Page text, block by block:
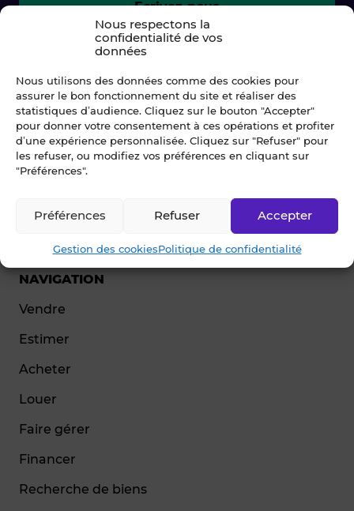
Nous respectons la
confidentialité de vos
données
Nous utilisons des données comme des cookies pour
assurer le bon fonctionnement du site et réaliser des
statistiques d’audience. Cliquez sur le bouton "Accepter"
pour donner votre consentement à ces opérations et profiter
d’une expérience personnalisée. Cliquez sur "Refuser" pour
les refuser, ou modifiez vos préférences en cliquant sur
"Préférences".
Accepter
Refuser
Préférences
Gestion des cookiesPolitique de confidentialité
Ecrivez-nous
02 99 79 33 34
NAVIGATION
Vendre
Estimer
Acheter
Louer
Faire gérer
Financer
Recherche de biens